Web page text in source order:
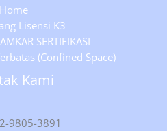
Home
Lisensi K3
SERTIFIKASI
(Confined Space)
Kami
9805-3891